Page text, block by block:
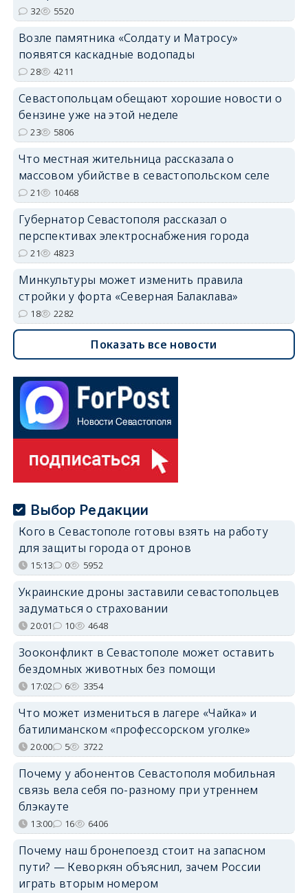
32 5520
Возле памятника «Солдату и Матросу»
появятся каскадные водопады
28 4211
Севастопольцам обещают хорошие новости о
бензине уже на этой неделе
23 5806
Что местная жительница рассказала о
массовом убийстве в севастопольском селе
21 10468
Губернатор Севастополя рассказал о
перспективах электроснабжения города
21 4823
Минкультуры может изменить правила
стройки у форта «Северная Балаклава»
18 2282
Показать все новости
Выбор Редакции
Кого в Севастополе готовы взять на работу
для защиты города от дронов
15:13 0 5952
Украинские дроны заставили севастопольцев
задуматься о страховании
20:01 10 4648
Зооконфликт в Севастополе может оставить
бездомных животных без помощи
17:02 6 3354
Что может измениться в лагере «Чайка» и
батилиманском «профессорском уголке»
20:00 5 3722
Почему у абонентов Севастополя мобильная
связь вела себя по-разному при утреннем
блэкауте
13:00 16 6406
Почему наш бронепоезд стоит на запасном
пути? — Кеворкян объяснил, зачем России
играть вторым номером